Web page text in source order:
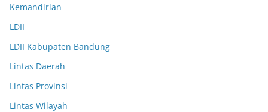
Kemandirian
LDII
LDII Kabupaten Bandung
Lintas Daerah
Lintas Provinsi
Lintas Wilayah